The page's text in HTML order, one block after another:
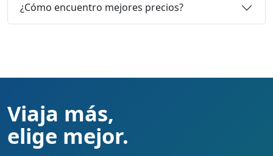
¿Cómo encuentro mejores precios?
Viaja más,
elige mejor.